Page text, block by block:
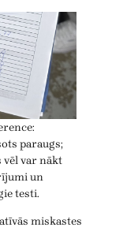
paraugs;
var nākt
un
testi.
miskastes